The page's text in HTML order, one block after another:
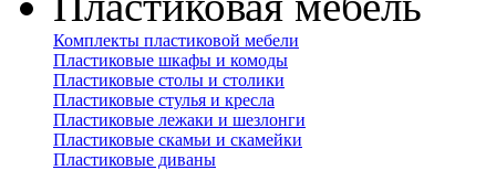
Комплекты пластиковой мебели
Пластиковые шкафы и комоды
Пластиковые столы и столики
Пластиковые стулья и кресла
Пластиковые лежаки и шезлонги
Пластиковые скамьи и скамейки
Пластиковые диваны